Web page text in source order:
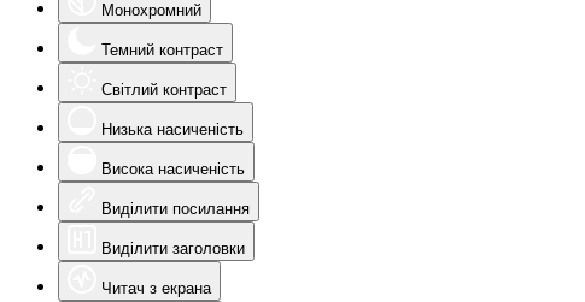
Монохромний
Темний контраст
Світлий контраст
Низька насиченість
Висока насиченість
Виділити посилання
Виділити заголовки
Читач з екрана